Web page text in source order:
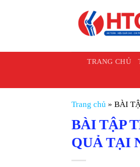
TRANG CHỦ
Trang chủ » BÀI
BÀI TẬP
QUẢ TẠI